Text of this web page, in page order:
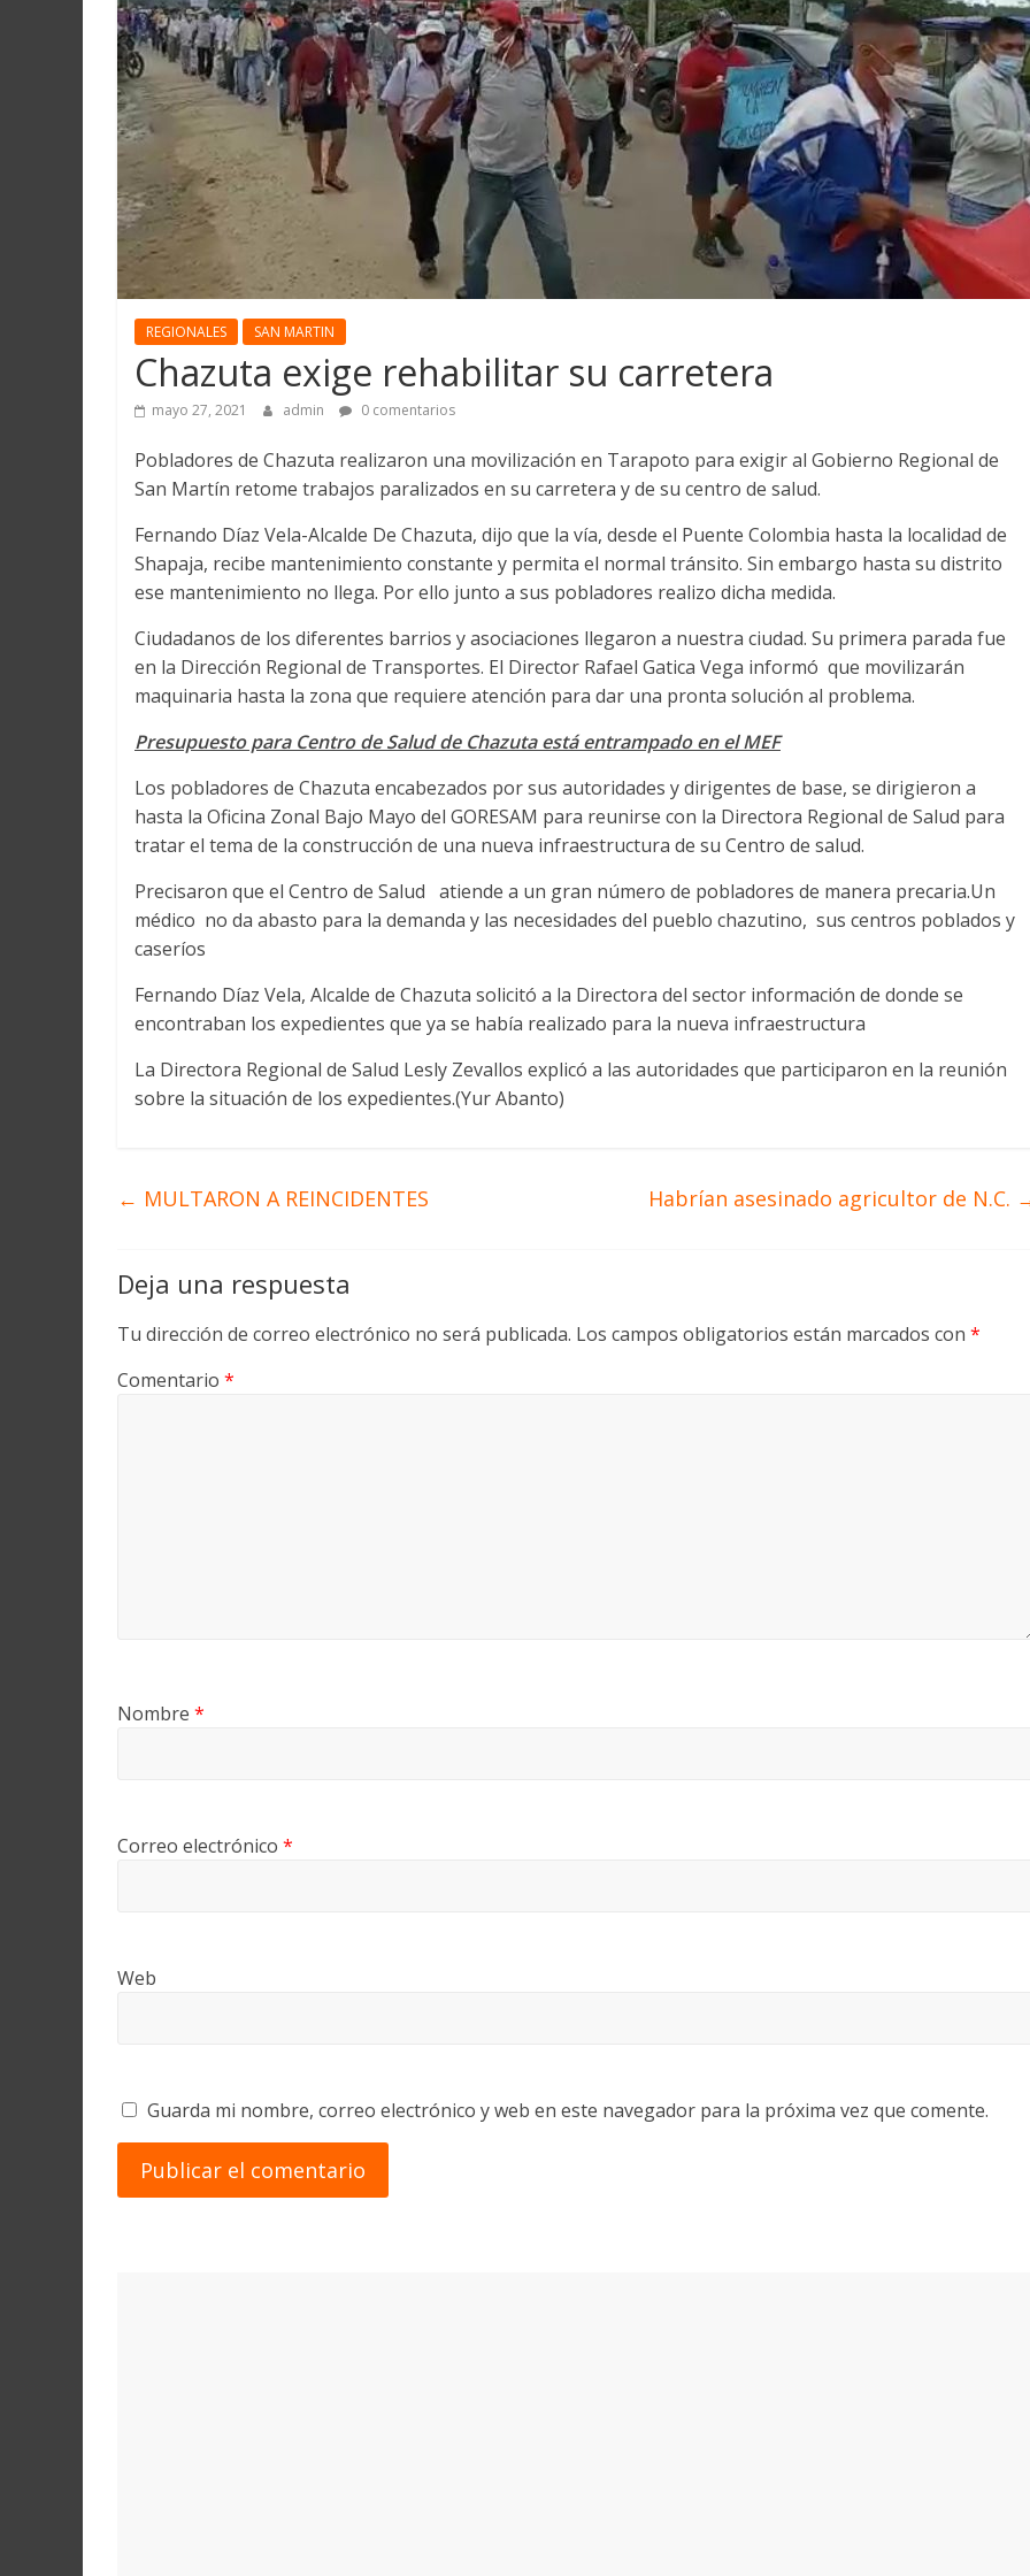
Martín
y
Loreto
REGIONALES SAN MARTIN
Chazuta exige rehabilitar su carretera
mayo 27, 2021 admin 0 comentarios
Pobladores de Chazuta realizaron una movilización en Tarapoto para exigir al Gobierno Regional de
San Martín retome trabajos paralizados en su carretera y de su centro de salud.
Fernando Díaz Vela-Alcalde De Chazuta, dijo que la vía, desde el Puente Colombia hasta la localidad de
Shapaja, recibe mantenimiento constante y permita el normal tránsito. Sin embargo hasta su distrito
ese mantenimiento no llega. Por ello junto a sus pobladores realizo dicha medida.
Ciudadanos de los diferentes barrios y asociaciones llegaron a nuestra ciudad. Su primera parada fue
en la Dirección Regional de Transportes. El Director Rafael Gatica Vega informó que movilizarán
maquinaria hasta la zona que requiere atención para dar una pronta solución al problema.
Presupuesto para Centro de Salud de Chazuta está entrampado en el MEF
Los pobladores de Chazuta encabezados por sus autoridades y dirigentes de base, se dirigieron a
hasta la Oficina Zonal Bajo Mayo del GORESAM para reunirse con la Directora Regional de Salud para
tratar el tema de la construcción de una nueva infraestructura de su Centro de salud.
Precisaron que el Centro de Salud atiende a un gran número de pobladores de manera precaria.Un
médico no da abasto para la demanda y las necesidades del pueblo chazutino, sus centros poblados y
caseríos
Fernando Díaz Vela, Alcalde de Chazuta solicitó a la Directora del sector información de donde se
encontraban los expedientes que ya se había realizado para la nueva infraestructura
La Directora Regional de Salud Lesly Zevallos explicó a las autoridades que participaron en la reunión
sobre la situación de los expedientes.(Yur Abanto)
← MULTARON A REINCIDENTES Habrían asesinado agricultor de N.C.
Deja una respuesta
Tu dirección de correo electrónico no será publicada. Los campos obligatorios están marcados con *
Comentario *
Nombre *
Correo electrónico *
Web
Guarda mi nombre, correo electrónico y web en este navegador para la próxima vez que comente.